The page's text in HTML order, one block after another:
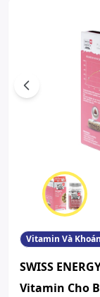
Previous
Vitamin Và
SWISS
Vitamin Cho